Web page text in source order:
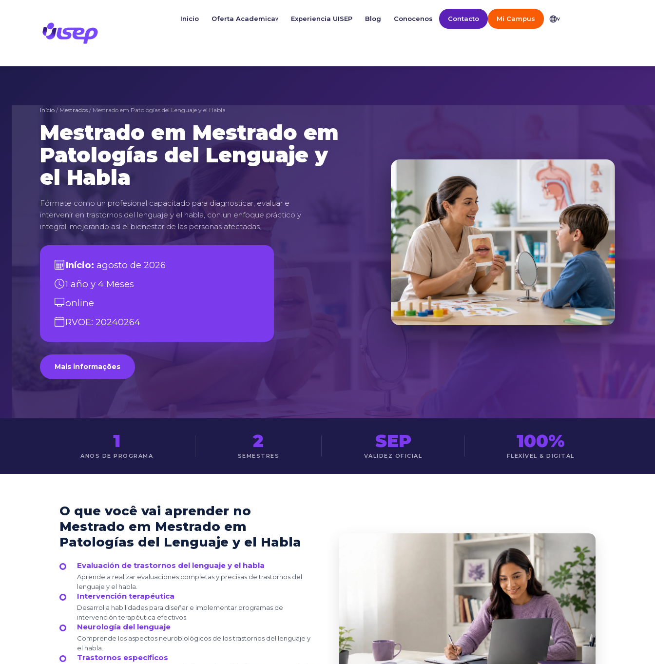
Inicio Oferta Academicav Experiencia UISEP Blog Conocenos Contacto Mi Campus v
Início / Mestrados / Mestrado em Patologías del Lenguaje y el Habla
Mestrado em Mestrado em
Patologías del Lenguaje y
el Habla
Fórmate como un profesional capacitado para diagnosticar, evaluar e
intervenir en trastornos del lenguaje y el habla, con un enfoque práctico y
integral, mejorando así el bienestar de las personas afectadas.
Início: agosto de 2026
1 año y 4 Meses
online
RVOE: 20240264
Mais informações
1
ANOS DE PROGRAMA
2
SEMESTRES
SEP
VALIDEZ OFICIAL
100%
FLEXÍVEL & DIGITAL
O que você vai aprender no
Mestrado em Mestrado em
Patologías del Lenguaje y el Habla
Evaluación de trastornos del lenguaje y el habla
Aprende a realizar evaluaciones completas y precisas de trastornos del
lenguaje y el habla.
Intervención terapéutica
Desarrolla habilidades para diseñar e implementar programas de
intervención terapéutica efectivos.
Neurología del lenguaje
Comprende los aspectos neurobiológicos de los trastornos del lenguaje y
el habla.
Trastornos específicos